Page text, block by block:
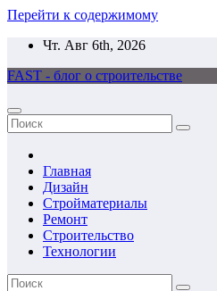
Перейти к содержимому
Чт. Авг 6th, 2026
FAST - блог о строительстве
Главная
Дизайн
Стройматериалы
Ремонт
Строительство
Технологии